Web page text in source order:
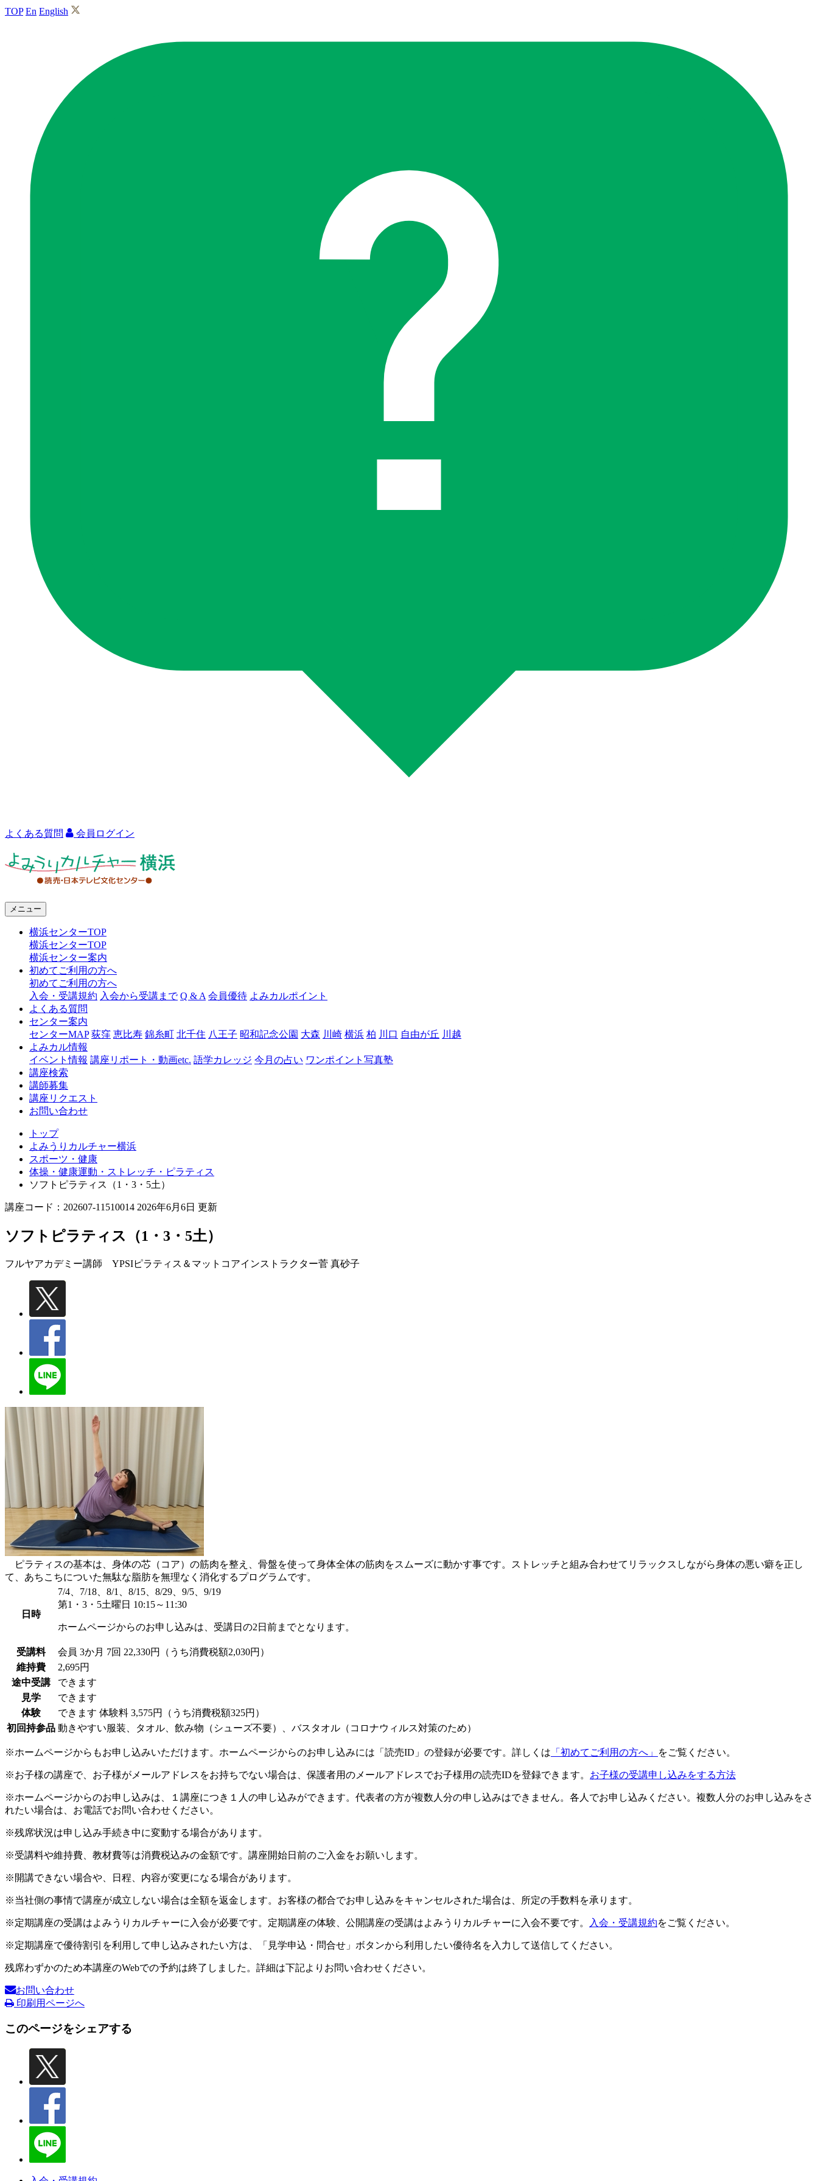
TOP En English
よくある質問 会員ログイン
ャ
横
浜
メニュー
横浜センターTOP
横浜センターTOP
横浜センター案内
初めてご利用の方へ
初めてご利用の方へ
入会・受講規約 入会から受講まで Q & A 会員優待 よみカルポイント
よくある質問
センター案内
センターMAP 荻窪 恵比寿 錦糸町 北千住 八王子 昭和記念公園 大森 川崎 横浜 柏 川口 自由が丘 川越
よみカル情報
イベント情報 講座リポート・動画etc. 語学カレッジ 今月の占い ワンポイント写真塾
講座検索
講師募集
講座リクエスト
お問い合わせ
トップ
よみうりカルチャー横浜
スポーツ・健康
体操・健康運動・ストレッチ・ピラティス
ソフトピラティス（1・3・5土）
講座コード：202607-11510014 2026年6月6日 更新
ソフトピラティス（1・3・5土）
フルヤアカデミー講師 YPSIピラティス＆マットコアインストラクター菅 真砂子
ピラティスの基本は、身体の芯（コア）の筋肉を整え、骨盤を使って身体全体の筋肉をスムーズに動かす事です。ストレッチと組み合わせてリラックスしながら身体の悪い癖を正し
て、あちこちについた無駄な脂肪を無理なく消化するプログラムです。
日時
7/4、7/18、8/1、8/15、8/29、9/5、9/19
第1・3・5土曜日 10:15～11:30
ホームページからのお申し込みは、受講日の2日前までとなります。
受講料 会員 3か月 7回 22,330円（うち消費税額2,030円）
維持費
2,695円
途中受講
できます
見学
できます
体験
できます 体験料 3,575円（うち消費税額325円）
初回持参品 動きやすい服装、タオル、飲み物（シューズ不要）、バスタオル（コロナウィルス対策のため）
※ホームページからもお申し込みいただけます。ホームページからのお申し込みには「読売ID」の登録が必要です。詳しくは 「初めてご利用の方へ」 をご覧ください。
※お子様の講座で、お子様がメールアドレスをお持ちでない場合は、保護者用のメールアドレスでお子様用の読売IDを登録できます。 お子様の受講申し込みをする方法
※ホームページからのお申し込みは、１講座につき１人の申し込みができます。代表者の方が複数人分の申し込みはできません。各人でお申し込みください。複数人分のお申し込みをさ
れたい場合は、お電話でお問い合わせください。
※残席状況は申し込み手続き中に変動する場合があります。
※受講料や維持費、教材費等は消費税込みの金額です。講座開始日前のご入金をお願いします。
※開講できない場合や、日程、内容が変更になる場合があります。
※当社側の事情で講座が成立しない場合は全額を返金します。お客様の都合でお申し込みをキャンセルされた場合は、所定の手数料を承ります。
※定期講座の受講はよみうりカルチャーに入会が必要です。定期講座の体験、公開講座の受講はよみうりカルチャーに入会不要です。 入会・受講規約をご覧ください。
※定期講座で優待割引を利用して申し込みされたい方は、「見学申込・問合せ」ボタンから利用したい優待名を入力して送信してください。
残席わずかのため本講座のWebでの予約は終了しました。詳細は下記よりお問い合わせください。
お問い合わせ
印刷用ページへ
このページをシェアする